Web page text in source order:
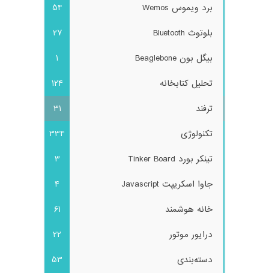
برد ویموس Wemos
54
بلوتوث Bluetooth
27
بیگل بون Beaglebone
1
تحلیل کتابخانه
124
ترفند
31
تکنولوژی
334
تینکر بورد Tinker Board
3
جاوا اسکریپت Javascript
4
خانه هوشمند
61
درایور موتور
22
دسته‌بندی
53